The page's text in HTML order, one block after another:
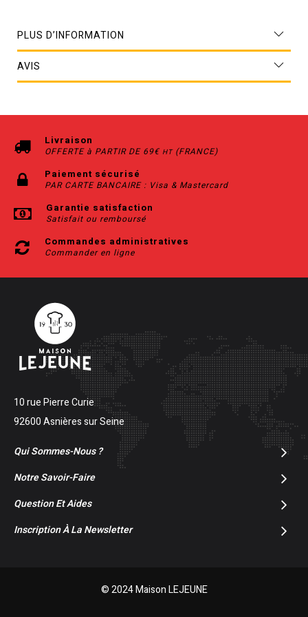
PLUS D’INFORMATION
AVIS
Livraison
OFFERTE à PARTIR DE 69€ HT(FRANCE)
Paiement sécurisé
PAR CARTE BANCAIRE : Visa & Mastercard
Garantie satisfaction
Satisfait ou remboursé
Commandes administratives
Commander en ligne
10 rue Pierre Curie
92600 Asnières sur Seine
Qui Sommes-Nous ?
Notre Savoir-Faire
Question Et Aides
Inscription À La Newsletter
© 2024 Maison LEJEUNE